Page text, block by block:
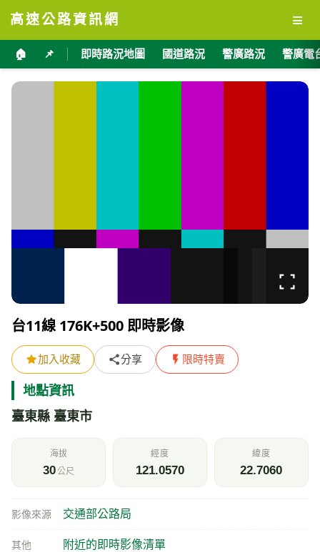
高速公路資訊網 ≡
🏠 📌 即時路況地圖 國道路況 警廣路況 警廣電
台11線 176K+500 即時影像
加入收藏 分享 限時特賣
地點資訊
臺東縣 臺東市
海拔
30公尺
經度
121.0570
緯度
22.7060
影像來源 交通部公路局
其他 附近的即時影像清單